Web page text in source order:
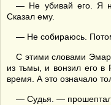
— Не убивай его. Я
Сказал ему.
— Не собираюсь.
С этими словами
из тьмы, и вонзил его
время. А это означало
— Судья. —